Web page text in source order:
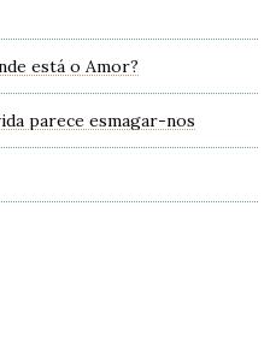
está o Amor?
parece esmagar-nos